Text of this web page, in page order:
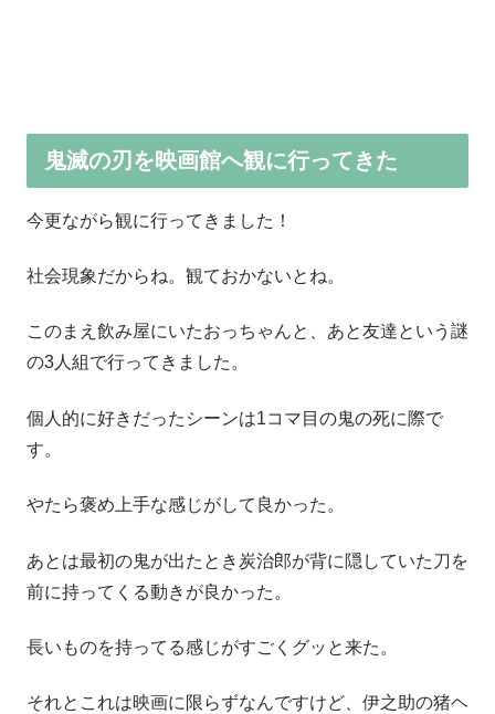
鬼滅の刃を映画館へ観に行ってきた
今更ながら観に行ってきました！
社会現象だからね。観ておかないとね。
このまえ飲み屋にいたおっちゃんと、あと友達という謎
の3人組で行ってきました。
個人的に好きだったシーンは1コマ目の鬼の死に際で
す。
やたら褒め上手な感じがして良かった。
あとは最初の鬼が出たとき炭治郎が背に隠していた刀を
前に持ってくる動きが良かった。
長いものを持ってる感じがすごくグッと来た。
それとこれは映画に限らずなんですけど、伊之助の猪ヘ